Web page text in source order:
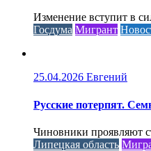
Изменение вступит в
Госдума Мигрант
25.04.2026 Евгений
Русские потерпят.
Чиновники проявляют
Липецкая область